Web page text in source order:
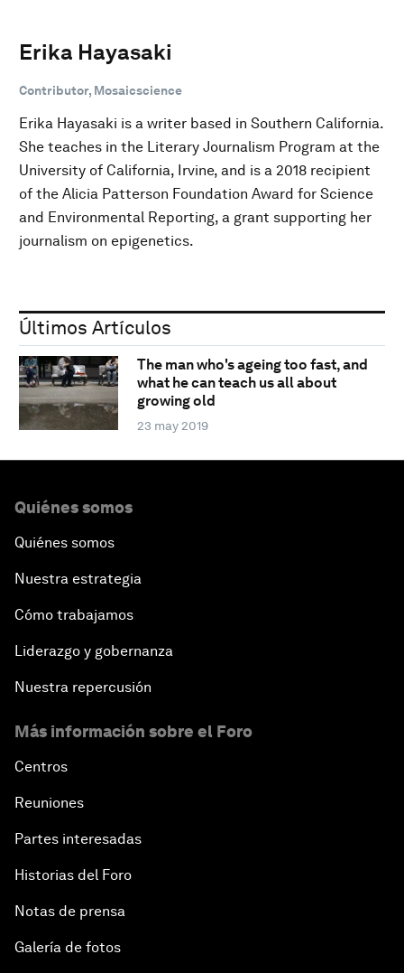
Erika Hayasaki
Contributor, Mosaicscience
Erika Hayasaki is a writer based in Southern California.
She teaches in the Literary Journalism Program at the
University of California, Irvine, and is a 2018 recipient
of the Alicia Patterson Foundation Award for Science
and Environmental Reporting, a grant supporting her
journalism on epigenetics.
Últimos Artículos
The man who's ageing too fast, and
what he can teach us all about
growing old
23 may 2019
Quiénes somos
Quiénes somos
Nuestra estrategia
Cómo trabajamos
Liderazgo y gobernanza
Nuestra repercusión
Más información sobre el Foro
Centros
Reuniones
Partes interesadas
Historias del Foro
Notas de prensa
Galería de fotos